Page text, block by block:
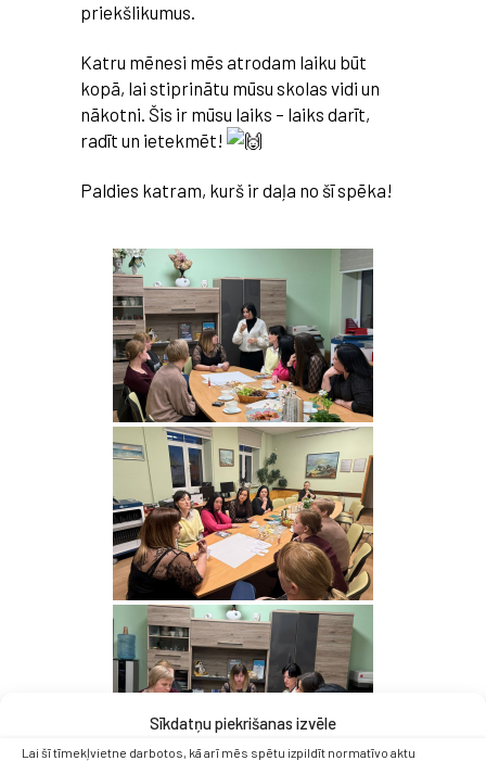
Sīkdatņu piekrišanas izvēle
Lai šī tīmekļvietne darbotos, kā arī mēs spētu izpildīt normatīvo aktu
priekšlikumus.
Katru mēnesi mēs atrodam laiku būt
kopā, lai stiprinātu mūsu skolas vidi un
nākotni. Šis ir mūsu laiks – laiks darīt,
radīt un ietekmēt!
Paldies katram, kurš ir daļa no šī spēka!